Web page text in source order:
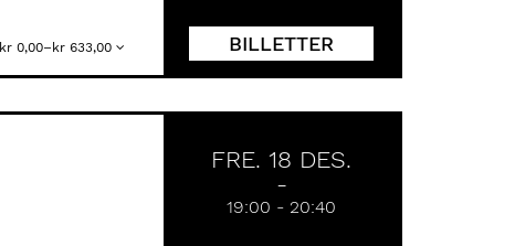
kr 0,00–kr 633,00 BILLETTER
FRE. 18 DES.
19:00 - 20:40